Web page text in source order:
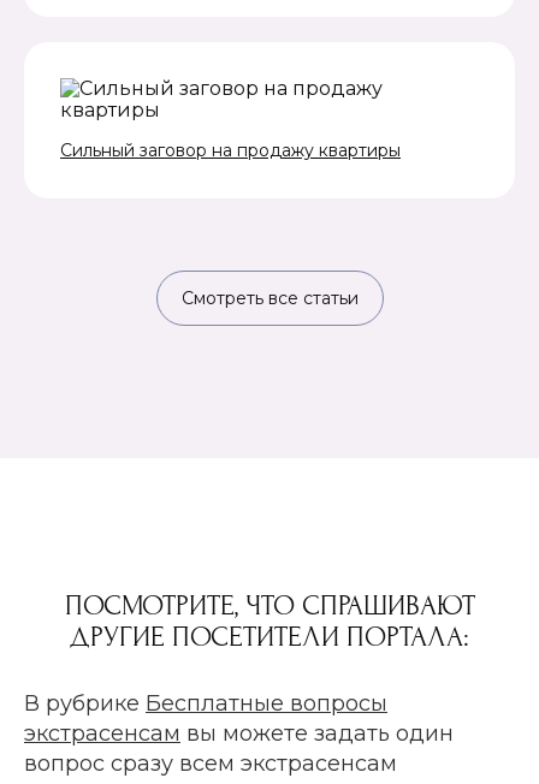
Сильный заговор на продажу квартиры
Смотреть все статьи
ПОСМОТРИТЕ, ЧТО СПРАШИВАЮТ
ДРУГИЕ ПОСЕТИТЕЛИ ПОРТАЛА:
В рубрике Бесплатные вопросы
экстрасенсам вы можете задать один
вопрос сразу всем экстрасенсам